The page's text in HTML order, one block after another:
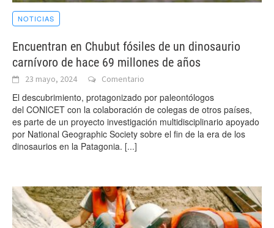
NOTICIAS
Encuentran en Chubut fósiles de un dinosaurio
carnívoro de hace 69 millones de años
23 mayo, 2024 Comentario
El descubrimiento, protagonizado por paleontólogos
del CONICET con la colaboración de colegas de otros países,
es parte de un proyecto investigación multidisciplinario apoyado
por National Geographic Society sobre el fin de la era de los
dinosaurios en la Patagonia. [...]